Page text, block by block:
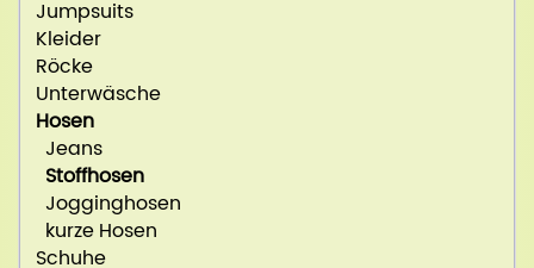
Jumpsuits
Kleider
Röcke
Unterwäsche
Hosen
Jeans
Stoffhosen
Jogginghosen
kurze Hosen
Schuhe